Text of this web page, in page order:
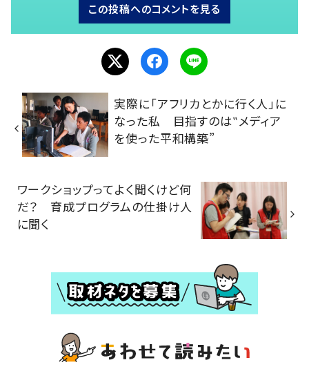
この投稿へのコメントを見る
実際に「アフリカとかに行く人」に
なった私 目指すのは‟メディア
を使った平和構築”
ワークショップってよく聞くけど何
だ？ 育成プログラムの仕掛け人
に聞く